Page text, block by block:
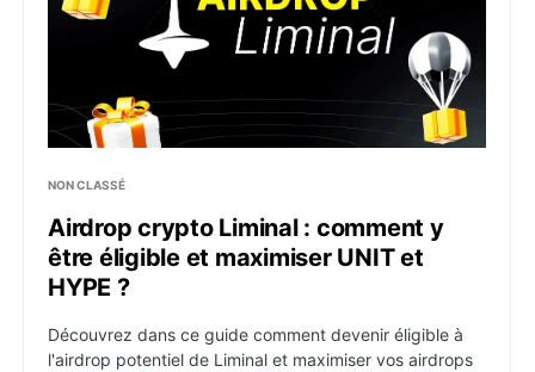
NON CLASSÉ
Airdrop crypto Liminal : comment y
être éligible et maximiser UNIT et
HYPE ?
Découvrez dans ce guide comment devenir éligible à
l'airdrop potentiel de Liminal et maximiser vos airdrops